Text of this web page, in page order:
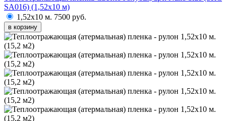
SA016) (1,52х10 м)
1,52х10 м. 7500 руб.
в корзину